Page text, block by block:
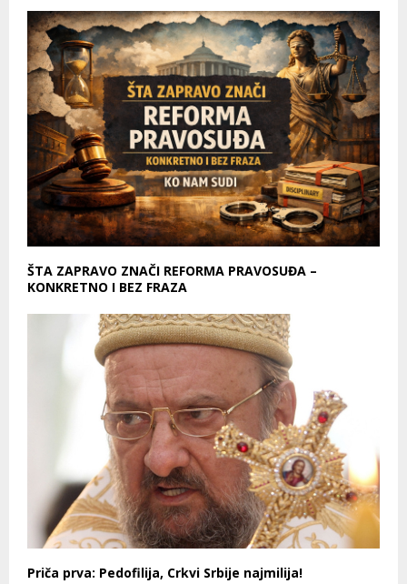
ŠTA ZAPRAVO ZNAČI REFORMA PRAVOSUĐA –
KONKRETNO I BEZ FRAZA
Priča prva: Pedofilija, Crkvi Srbije najmilija!